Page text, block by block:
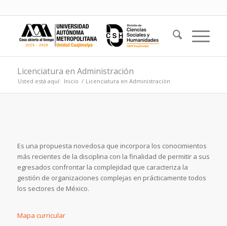
Licenciatura en Administración
Usted está aquí: Inicio / Licenciatura en Administración
Es una propuesta novedosa que incorpora los conocimientos
más recientes de la disciplina con la finalidad de permitir a sus
egresados confrontar la complejidad que caracteriza la
gestión de organizaciones complejas en prácticamente todos
los sectores de México.
Mapa curricular